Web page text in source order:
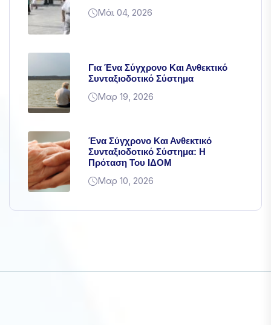
Μάι 04, 2026
Για Ένα Σύγχρονο Και Ανθεκτικό
Συνταξιοδοτικό Σύστημα
Μαρ 19, 2026
Ένα Σύγχρονο Και Ανθεκτικό
Συνταξιοδοτικό Σύστημα: Η
Πρόταση Του ΙΔΟΜ
Μαρ 10, 2026